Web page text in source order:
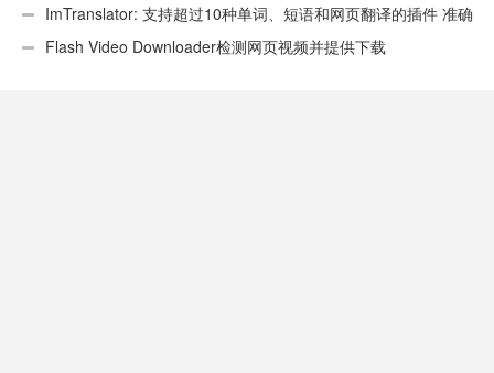
ImTranslator: 支持超过10种单词、短语和网页翻译的插件 准确
性不错Flash Video Downloader检测网页视频并提供下载